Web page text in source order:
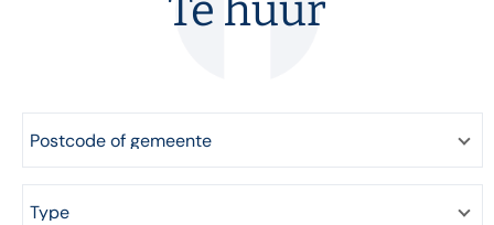
Te huur
Postcode of gemeente
Type